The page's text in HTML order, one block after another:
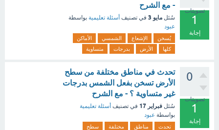
تصويتات
1
إجابة
- مع الشرح
سُئل مايو 3 في تصنيف أسئلة تعليمية بواسطة
عبود
يُسخن الإشعاع الشمسي
الأماكن
كلها
الأرض بدرجات متساوية
0
تصويتات
1
إجابة
تحدث في مناطق مختلفة من سطح
الأرض تسخن بفعل الشمس بدرجات
غير متساوية ؟ - مع الشرح
سُئل فبراير 17 في تصنيف أسئلة تعليمية
بواسطة عبود
تحدث مناطق مختلفة
سطح